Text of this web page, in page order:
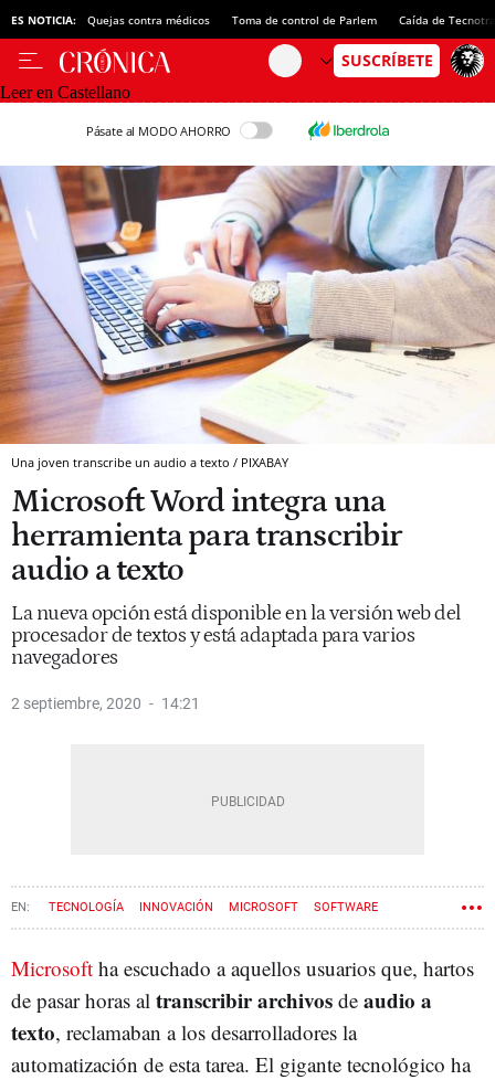
ES NOTICIA: Quejas contra médicos Toma de control de Parlem Caída de
Leer en Castellano
Pásate al MODO AHORRO
Una joven transcribe un audio a texto / PIXABAY
Microsoft Word integra una
herramienta para transcribir
audio a texto
La nueva opción está disponible en la versión web del
procesador de textos y está adaptada para varios
navegadores
2 septiembre, 2020 14:21
TECNOLOGÍA INNOVACIÓN MICROSOFT SOFTWARE
Microsoft ha escuchado a aquellos usuarios que, hartos
de pasar horas al transcribir archivos de audio a
texto, reclamaban a los desarrolladores la
automatización de esta tarea. El gigante tecnológico ha